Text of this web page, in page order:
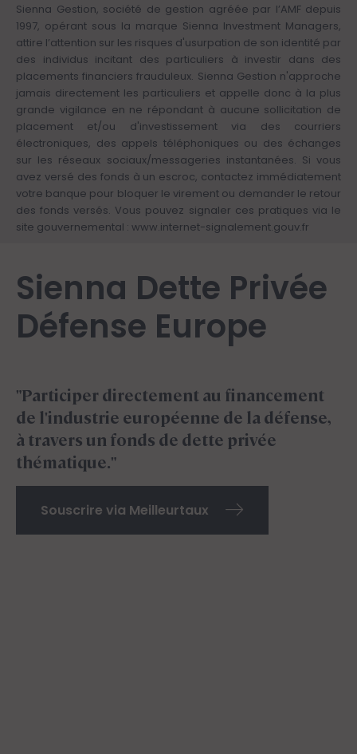
Sienna Gestion, société de gestion agréée par l’AMF depuis
1997, opérant sous la marque Sienna Investment Managers,
attire l’attention sur les risques d'usurpation de son identité par
des individus incitant des particuliers à investir dans des
placements financiers frauduleux. Sienna Gestion n'approche
jamais directement les particuliers et appelle donc à la plus
grande vigilance en ne répondant à aucune sollicitation de
placement et/ou d'investissement via des courriers
électroniques, des appels téléphoniques ou des échanges
sur les réseaux sociaux/messageries instantanées. Si vous
avez versé des fonds à un escroc, contactez immédiatement
votre banque pour bloquer le virement ou demander le retour
des fonds versés. Vous pouvez signaler ces pratiques via le
site gouvernemental : www.internet-signalement.gouv.fr
Sienna Dette Privée
Défense Europe
"Participer directement au financement
de l'industrie européenne de la défense,
à travers un fonds de dette privée
thématique."
Souscrire via Meilleurtaux